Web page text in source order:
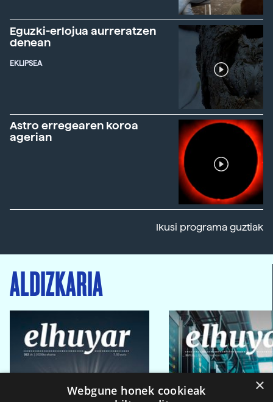
Eguzki-erlojua aurreratzen
denean
EKLIPSEA
Astro erregearen koroa
agerian
Ikusi programa guztiak
ALDIZKARIA
×
Webgune honek cookieak